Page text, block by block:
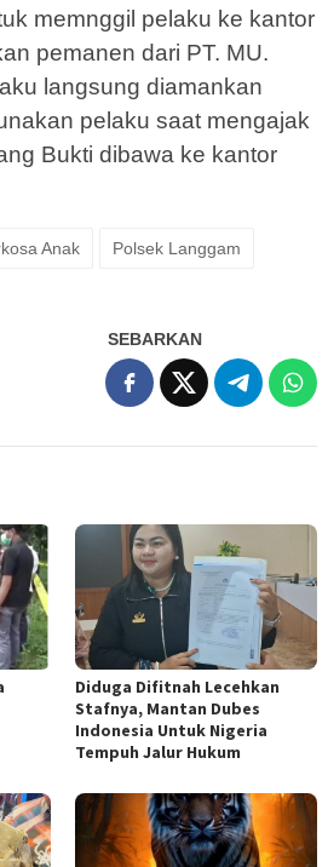
memnggil pelaku ke kantor
pemanen dari PT. MU.
langsung diamankan
pelaku saat mengajak
Bukti dibawa ke kantor
Anak Polsek Langgam
SEBARKAN
Diduga Difitnah Lecehkan
Stafnya, Mantan Dubes
Indonesia Untuk Nigeria
Tempuh Jalur Hukum